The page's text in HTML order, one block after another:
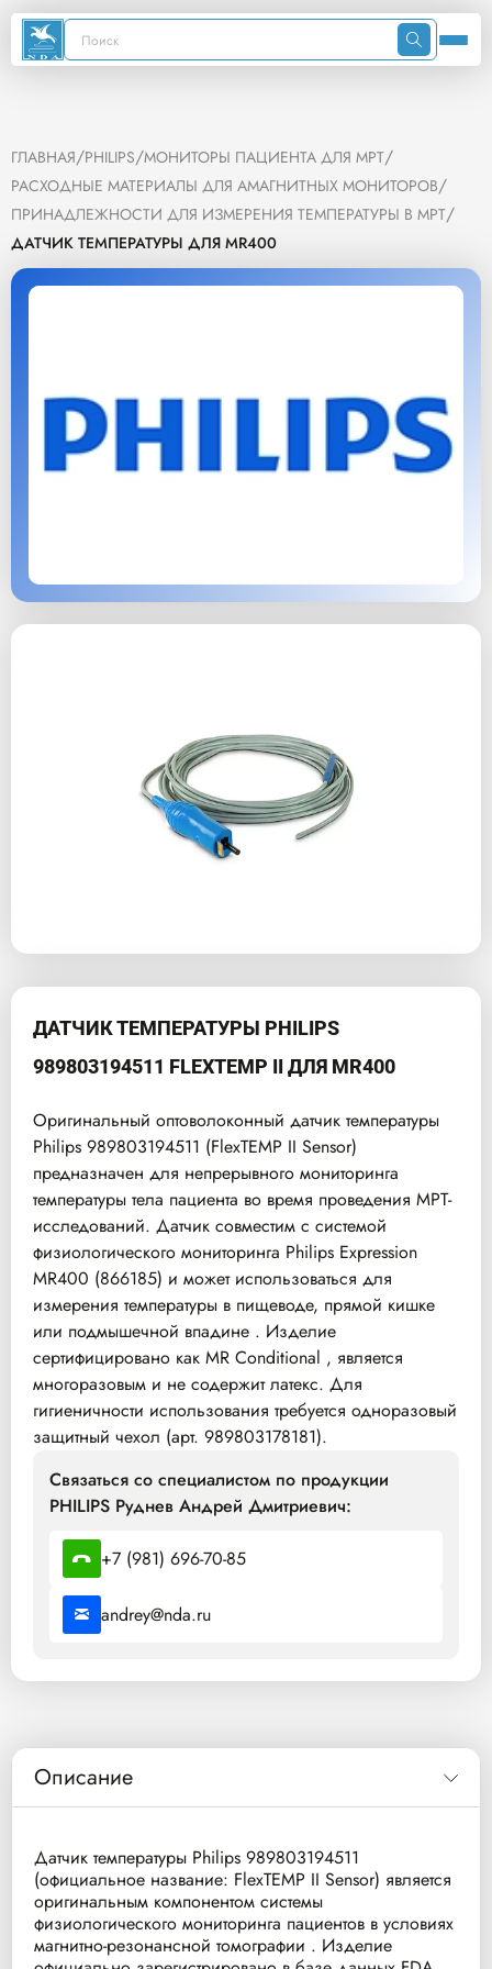
ГЛАВНАЯ/PHILIPS/МОНИТОРЫ ПАЦИЕНТА ДЛЯ МРТ/
РАСХОДНЫЕ МАТЕРИАЛЫ ДЛЯ АМАГНИТНЫХ МОНИТОРОВ/
ПРИНАДЛЕЖНОСТИ ДЛЯ ИЗМЕРЕНИЯ ТЕМПЕРАТУРЫ В МРТ/
ДАТЧИК ТЕМПЕРАТУРЫ ДЛЯ MR400
ДАТЧИК ТЕМПЕРАТУРЫ PHILIPS
989803194511 FLEXTEMP II ДЛЯ MR400
Оригинальный оптоволоконный датчик температуры
Philips 989803194511 (FlexTEMP II Sensor)
предназначен для непрерывного мониторинга
температуры тела пациента во время проведения МРТ-
исследований. Датчик совместим с системой
физиологического мониторинга Philips Expression
MR400 (866185) и может использоваться для
измерения температуры в пищеводе, прямой кишке
или подмышечной впадине . Изделие
сертифицировано как MR Conditional , является
многоразовым и не содержит латекс. Для
гигиеничности использования требуется одноразовый
защитный чехол (арт. 989803178181).
Связаться со специалистом по продукции
PHILIPS Руднев Андрей Дмитриевич:
+7 (981) 696-70-85
andrey@nda.ru
Описание
Датчик температуры Philips 989803194511
(официальное название: FlexTEMP II Sensor) является
оригинальным компонентом системы
физиологического мониторинга пациентов в условиях
магнитно-резонансной томографии . Изделие